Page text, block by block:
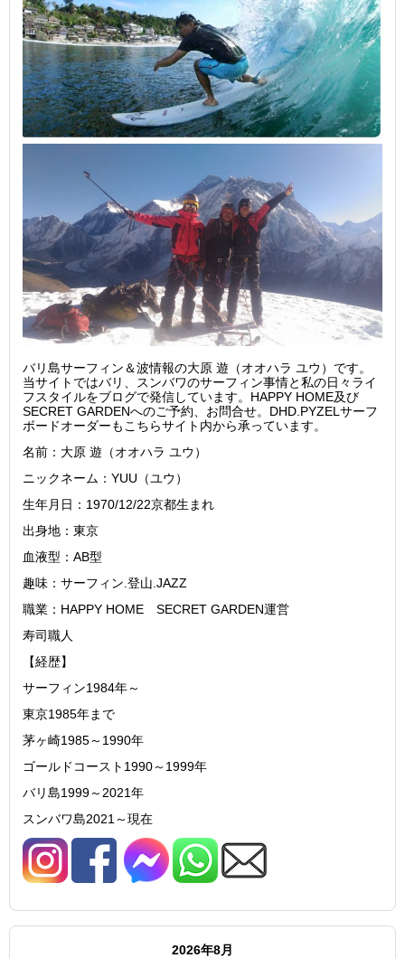
バリ島サーフィン＆波情報の大原 遊（オオハラ ユウ）です。
当サイトではバリ、スンバワのサーフィン事情と私の日々ライ
フスタイルをブログで発信しています。HAPPY HOME及び
SECRET GARDENへのご予約、お問合せ。DHD.PYZELサーフ
ボードオーダーもこちらサイト内から承っています。
名前：大原 遊（オオハラ ユウ）
ニックネーム：YUU（ユウ）
生年月日：1970/12/22京都生まれ
出身地：東京
血液型：AB型
趣味：サーフィン.登山.JAZZ
職業：HAPPY HOME SECRET GARDEN運営
寿司職人
【経歴】
サーフィン1984年～
東京1985年まで
茅ヶ崎1985～1990年
ゴールドコースト1990～1999年
バリ島1999～2021年
スンバワ島2021～現在
2026年8月